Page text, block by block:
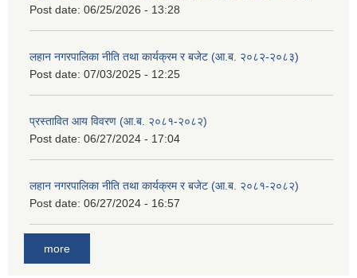
Post date: 06/25/2026 - 13:28
लहान नगरपालिका नीति तथा कार्यक्रम र बजेट (आ.ब. २०८२-२०८३)
Post date: 07/03/2025 - 12:25
प्रस्तावित आय विवरण (आ.ब. २०८१-२०८२)
Post date: 06/27/2024 - 17:04
लहान नगरपालिका नीति तथा कार्यक्रम र बजेट (आ.ब. २०८१-२०८२)
Post date: 06/27/2024 - 16:57
more